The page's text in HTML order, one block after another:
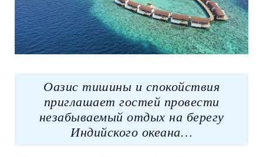
Оазис тишины и спокойствия
приглашает гостей провести
незабываемый отдых на берегу
Индийского океана…